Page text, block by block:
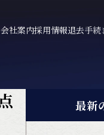
会社案内採用情報退去手続
最新